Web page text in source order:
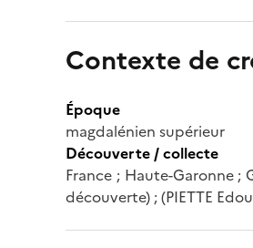
Contexte de
Époque
magdalénien supérieur
Découverte / collecte
France ; Haute-Garonne
découverte) ; (PIETTE